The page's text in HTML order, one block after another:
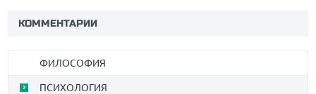
КОММЕНТАРИИ
ФИЛОСОФИЯ
ПСИХОЛОГИЯ